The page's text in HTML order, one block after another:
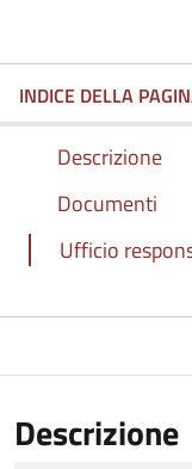
INDICE DELLA
Descrizione
Documenti
Ufficio
Descrizione